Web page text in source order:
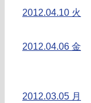
2012.04.10 火
2012.04.06 金
2012.03.05 月